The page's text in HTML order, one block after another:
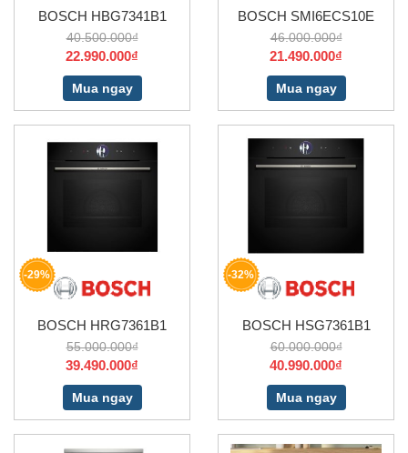
BOSCH HBG7341B1
40.500.000₫
22.990.000₫
Mua ngay
BOSCH SMI6ECS10E
46.000.000₫
21.490.000₫
Mua ngay
-29%
BOSCH HRG7361B1
55.000.000₫
39.490.000₫
Mua ngay
-32%
BOSCH HSG7361B1
60.000.000₫
40.990.000₫
Mua ngay